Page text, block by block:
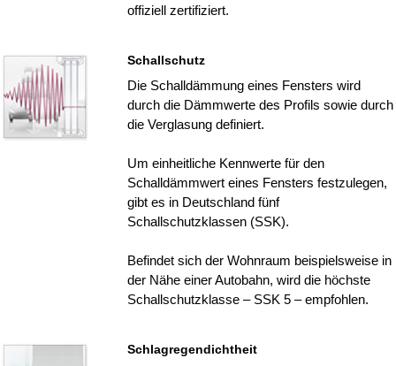
offiziell zertifiziert.
Schallschutz
Die Schalldämmung eines Fensters wird
durch die Dämmwerte des Profils sowie durch
die Verglasung definiert.
Um einheitliche Kennwerte für den
Schalldämmwert eines Fensters festzulegen,
gibt es in Deutschland fünf
Schallschutzklassen (SSK).
Befindet sich der Wohnraum beispielsweise in
der Nähe einer Autobahn, wird die höchste
Schallschutzklasse – SSK 5 – empfohlen.
Schlagregendichtheit